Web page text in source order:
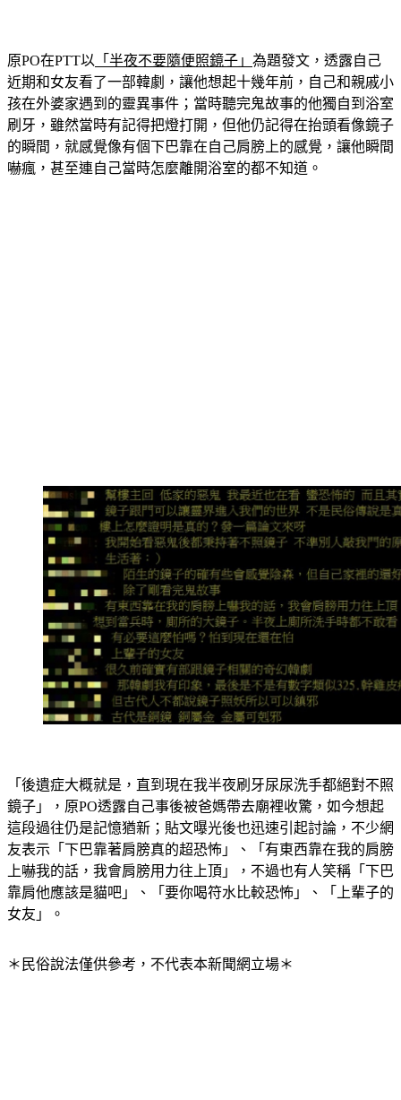
原PO在PTT以 「半夜不要隨便照鏡子」為題發文，透露自己
近期和女友看了一部韓劇，讓他想起十幾年前，自己和親戚小
孩在外婆家遇到的靈異事件；當時聽完鬼故事的他獨自到浴室
刷牙，雖然當時有記得把燈打開，但他仍記得在抬頭看像鏡子
的瞬間，就感覺像有個下巴靠在自己肩膀上的感覺，讓他瞬間
「後遺症大概就是，直到現在我半夜刷牙尿尿洗手都絕對不照
鏡子」，原PO透露自己事後被爸媽帶去廟裡收驚，如今想起
這段過往仍是記憶猶新；貼文曝光後也迅速引起討論，不少網
友表示「下巴靠著肩膀真的超恐怖」、「有東西靠在我的肩膀
上嚇我的話，我會肩膀用力往上頂」，不過也有人笑稱「下巴
靠肩他應該是貓吧」、「要你喝符水比較恐怖」、「上輩子的